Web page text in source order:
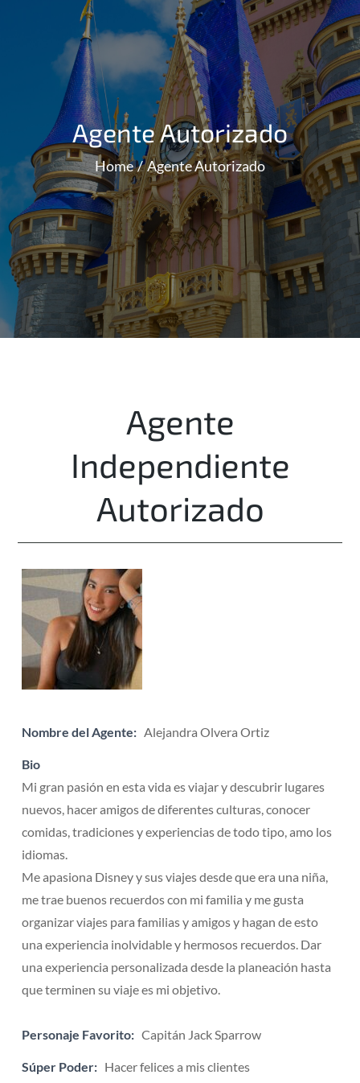
Agente Autorizado
Home Agente Autorizado
Agente
Independiente
Autorizado
Nombre del Agente: Alejandra Olvera Ortiz
Bio
Mi gran pasión en esta vida es viajar y descubrir lugares
nuevos, hacer amigos de diferentes culturas, conocer
comidas, tradiciones y experiencias de todo tipo, amo los
idiomas.
Me apasiona Disney y sus viajes desde que era una niña,
me trae buenos recuerdos con mi familia y me gusta
organizar viajes para familias y amigos y hagan de esto
una experiencia inolvidable y hermosos recuerdos. Dar
una experiencia personalizada desde la planeación hasta
que terminen su viaje es mi objetivo.
Personaje Favorito: Capitán Jack Sparrow
Súper Poder: Hacer felices a mis clientes